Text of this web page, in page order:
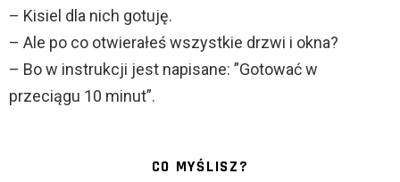
– Kisiel dla nich gotuję.
– Ale po co otwierałeś wszystkie drzwi i okna?
– Bo w instrukcji jest napisane: ”Gotować w
przeciągu 10 minut”.
CO MYŚLISZ?